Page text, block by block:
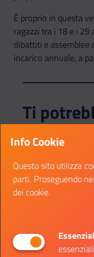
È proprio in questa
ragazzi tra i 18 e i
dibattiti e assemblee
incarico annuale, a
Ti
interessare
CATEGORIA:
09:30-19:30
Concorso
Caserta
Info Cookie
Questo sito utilizza
parti. Proseguendo
dei cookie.